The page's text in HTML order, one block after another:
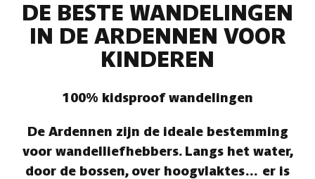
DE BESTE WANDELINGEN
IN DE ARDENNEN VOOR
KINDEREN
100% kidsproof wandelingen
De Ardennen zijn de ideale bestemming
voor wandelliefhebbers. Langs het water,
door de bossen, over hoogvlaktes… er is